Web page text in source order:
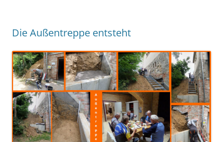
Die Außentreppe entsteht